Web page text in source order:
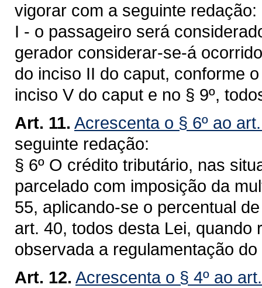
vigorar com a seguinte redação:
I - o passageiro será
gerador considerar-se-á
do inciso II do caput, conforme
inciso V do caput e no § 9º,
Art. 11. Acrescenta o § 6º ao
seguinte redação:
§ 6º O crédito tributário, nas
parcelado com imposição da
55, aplicando-se o percentual
art. 40, todos desta Lei, quando
observada a regulamentação
Art. 12. Acrescenta o § 4º ao